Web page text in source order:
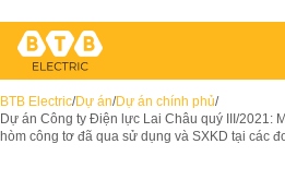
BTB Electric/Dự án/Dự án chính phủ/
Dự án Công ty Điện lực Lai Châu quý III/2021:
hòm công tơ đã qua sử dụng và SXKD tại các